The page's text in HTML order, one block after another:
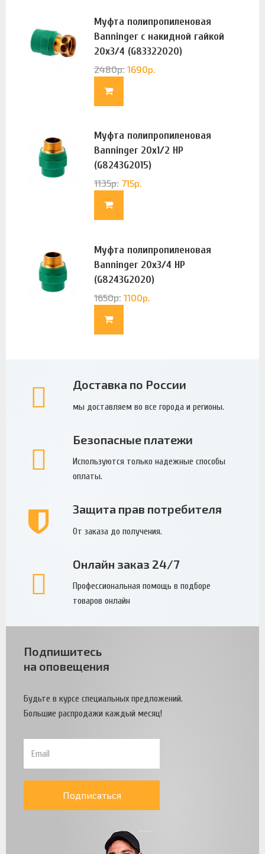
Муфта полипропиленовая
Banninger с накидной гайкой
20х3/4 (G83322020)
2480р. 1690р.
Муфта полипропиленовая
Banninger 20х1/2 НР
(G8243G2015)
1135р. 715р.
Муфта полипропиленовая
Banninger 20х3/4 НР
(G8243G2020)
1650р. 1100р.
Доставка по России
мы доставляем во все города и регионы.
Безопасные платежи
Используются только надежные способы
оплаты.
Защита прав потребителя
От заказа до получения.
Онлайн заказ 24/7
Профессиональная помощь в подборе
товаров онлайн
Подпишитесь
на оповещения
Будьте в курсе специальных предложений.
Большие распродажи каждый месяц!
Подписаться